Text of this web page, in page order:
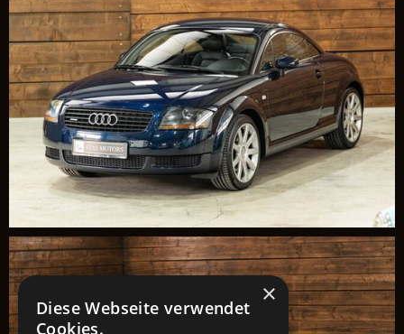
×
Diese Webseite verwendet
Cookies.